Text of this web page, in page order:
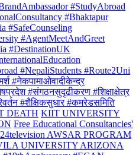
#StudyAbroad
#Bhaktapur
#SafeCounseling
#AgentMeetAndGreet
#DestinationUK
#NepaliStudents #Route2Uni
#नेकपामाओवादीकेन्द्र
#संगठनसुदृढीकरण #शिक्षाक्षेत्र
#शैक्षिकसुधार #कमरेडसमिति
DEATH KIIT UNIVERSITY
Free Educational Consultancies'
AWSAR PROGRAM
UNIVERSITY ARIZONA